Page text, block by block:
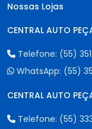
Nossas Lojas
CENTRAL AUTO
Telefone: (55)
WhatsApp: (55)
CENTRAL AUTO
Telefone: (55)